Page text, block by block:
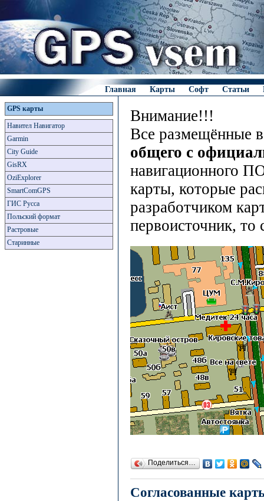
Главная Карты Софт Статьи
GPS карты
Навител Навигатор
Garmin
City Guide
GisRX
OziExplorer
SmartComGPS
ГИС Русса
Польский формат
Растровые
Старинные
Внимание!!!
Все размещённые
общего с
навигационного
карты, которые
разработчиком
первоисточник,
Поделиться…
Согласованные